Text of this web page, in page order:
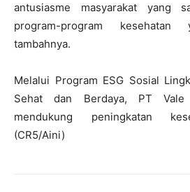
antusiasme masyarakat yang
program-program kesehatan
tambahnya.
Melalui Program ESG Sosial
Sehat dan Berdaya, PT Vale
mendukung peningkatan
(CR5/Aini)